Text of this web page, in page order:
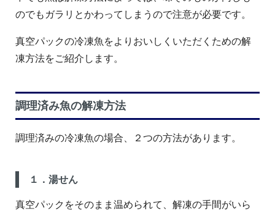
のでもガラリとかわってしまうので注意が必要です。
真空パックの冷凍魚をよりおいしくいただくための解
凍方法をご紹介します。
調理済み魚の解凍方法
調理済みの冷凍魚の場合、２つの方法があります。
１．湯せん
真空パックをそのまま温められて、解凍の手間がいら